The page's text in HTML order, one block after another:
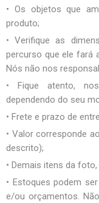
• Os objetos que
produto;
• Verifique as
percurso que ele fará
Nós não nos
• Fique atento,
dependendo do seu
• Frete e prazo de
• Valor corresponde
descrito);
• Demais itens da
• Estoques podem
e/ou orçamentos.